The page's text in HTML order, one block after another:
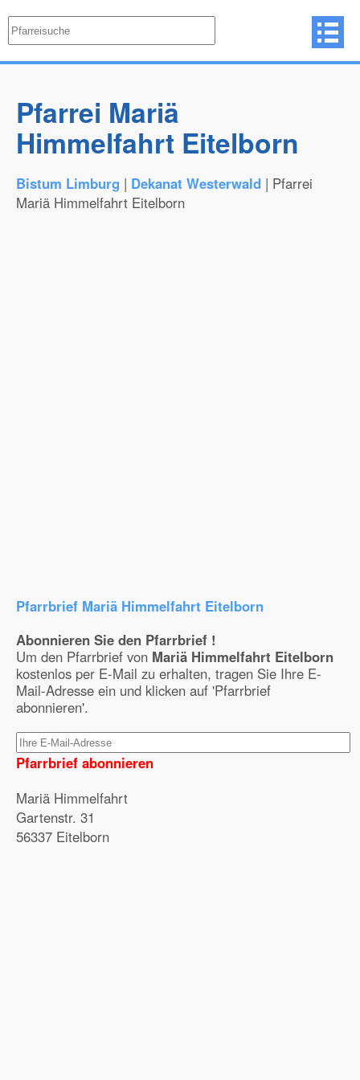
Pfarrei Mariä
Himmelfahrt Eitelborn
Bistum Limburg | Dekanat Westerwald | Pfarrei
Mariä Himmelfahrt Eitelborn
Pfarrbrief Mariä Himmelfahrt Eitelborn
Abonnieren Sie den Pfarrbrief !
Um den Pfarrbrief von Mariä Himmelfahrt Eitelborn
kostenlos per E-Mail zu erhalten, tragen Sie Ihre E-
Mail-Adresse ein und klicken auf 'Pfarrbrief
abonnieren'.
Pfarrbrief abonnieren
Mariä Himmelfahrt
Gartenstr. 31
56337 Eitelborn